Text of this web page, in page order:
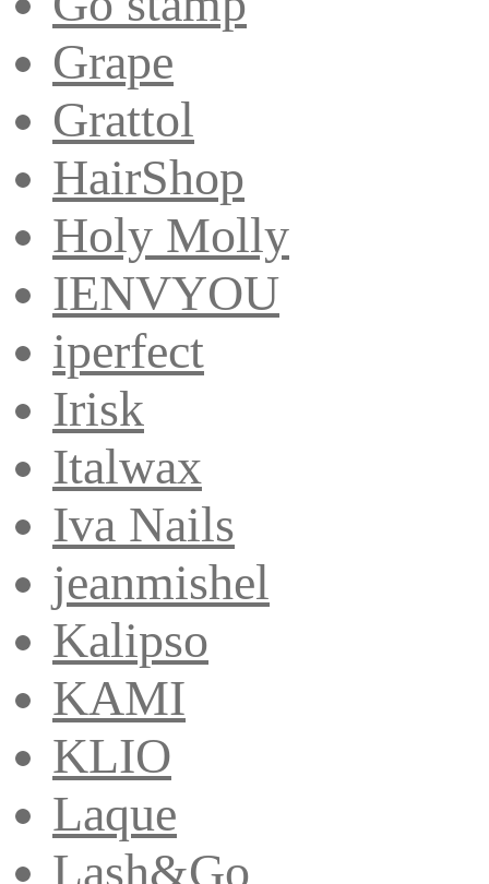
Grape
Grattol
HairShop
Holy Molly
IENVYOU
iperfect
Irisk
Italwax
Iva Nails
jeanmishel
Kalipso
KAMI
KLIO
Laque
Lash&Go